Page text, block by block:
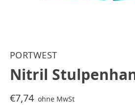
PORTWEST
Nitril
€7,74 ohne MwSt